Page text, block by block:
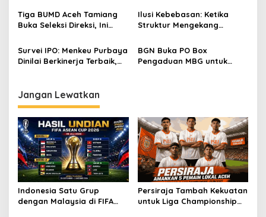
s
Aceh
Tiga BUMD Aceh Tamiang
Buka Seleksi Direksi, Ini
Pendaftarannya
Ilusi Kebebasan: Ketika
Struktur Mengekang
Survei IPO: Menkeu Purbaya
Dinilai Berkinerja Terbaik,
BGN Buka PO Box
Pengaduan MBG untuk
Jangan Lewatkan
Indonesia Satu Grup
dengan Malaysia di FIFA
Persiraja Tambah Kekuatan
untuk Liga Championship